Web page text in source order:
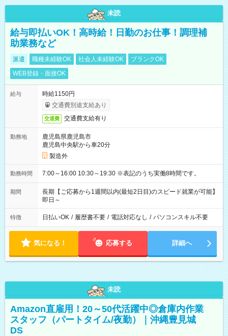
未読
給与即払いOK！高時給！日勤のお仕事！調理補
助業務など
派遣 職種未経験OK 社会人未経験OK
ブランクOK
WEB登録・面接OK
給与
時給1150円
交通費別途支給あり
交通費 交通費支給有り
勤務地
鹿児島県鹿児島市
鹿児島中央駅から車20分
製造外
勤務時間 7:00～16:00 10:30～19:30 ※表記のうち実働8時間です。
期間
長期【ご応募から1週間以内(最短2日目)のスピード就業が可能】
即日～
特徴 日払いOK / 履歴書不要 / 電話対応なし / パソコンスキル不要
気になる！ 応募する 詳細へ
未読
Amazon直雇用！20～50代活躍中◎倉庫内作業
スタッフ（パートタイム/夜勤）｜沖縄豊見城
DS